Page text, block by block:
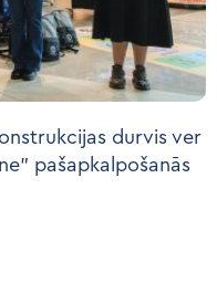
durvis ver
pašapkalpošanās